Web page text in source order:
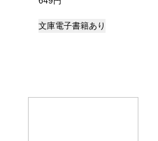
文庫電子書籍あり